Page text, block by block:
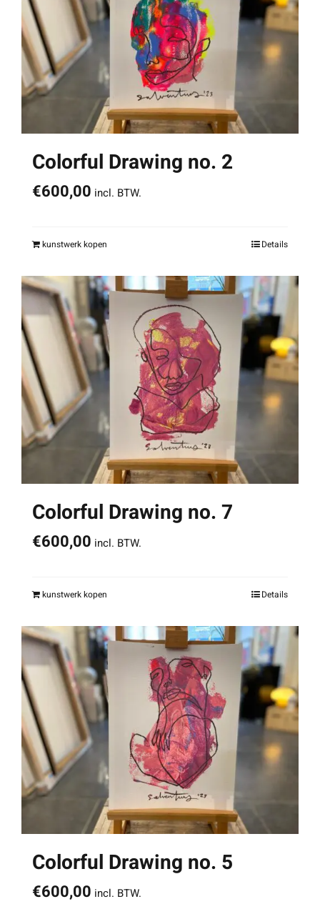
Colorful Drawing no. 2
€600,00 incl. BTW.
kunstwerk kopen Details
Colorful Drawing no. 7
€600,00 incl. BTW.
kunstwerk kopen Details
Colorful Drawing no. 5
€600,00 incl. BTW.